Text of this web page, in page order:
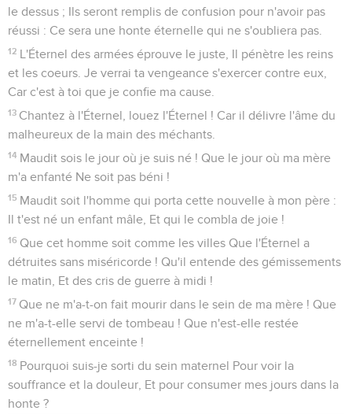
le dessus ; Ils seront remplis de confusion pour n'avoir pas
réussi : Ce sera une honte éternelle qui ne s'oubliera pas.
12 L'Éternel des armées éprouve le juste, Il pénètre les reins
et les coeurs. Je verrai ta vengeance s'exercer contre eux,
Car c'est à toi que je confie ma cause.
13 Chantez à l'Éternel, louez l'Éternel ! Car il délivre l'âme du
malheureux de la main des méchants.
14 Maudit sois le jour où je suis né ! Que le jour où ma mère
m'a enfanté Ne soit pas béni !
15 Maudit soit l'homme qui porta cette nouvelle à mon père :
Il t'est né un enfant mâle, Et qui le combla de joie !
16 Que cet homme soit comme les villes Que l'Éternel a
détruites sans miséricorde ! Qu'il entende des gémissements
le matin, Et des cris de guerre à midi !
17 Que ne m'a-t-on fait mourir dans le sein de ma mère ! Que
ne m'a-t-elle servi de tombeau ! Que n'est-elle restée
éternellement enceinte !
18 Pourquoi suis-je sorti du sein maternel Pour voir la
souffrance et la douleur, Et pour consumer mes jours dans la
honte ?